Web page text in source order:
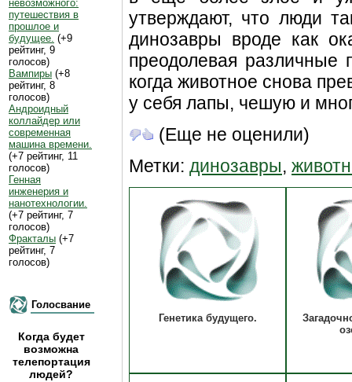
невозможного:
путешествия в
прошлое и
будущее. (+9
рейтинг, 9
голосов)
Вампиры (+8
рейтинг, 8
голосов)
Андроидный
коллайдер или
современная
машина времени.
(+7 рейтинг, 11
голосов)
Генная
инженерия и
нанотехнологии.
(+7 рейтинг, 7
голосов)
Фракталы (+7
рейтинг, 7
голосов)
Голосвание
Когда будет
возможна
телепортация
людей?
утверждают, что люди
динозавры вроде как
преодолевая различные
когда животное снова
у себя лапы, чешую и
(Еще не оценили)
Метки: динозавры,
Генетика будущего.